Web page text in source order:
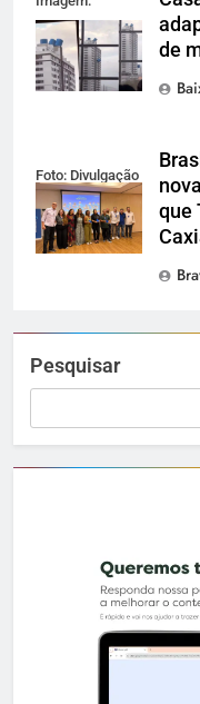
Reprodução
de
Foto: Divulgação
que
Pesquisar